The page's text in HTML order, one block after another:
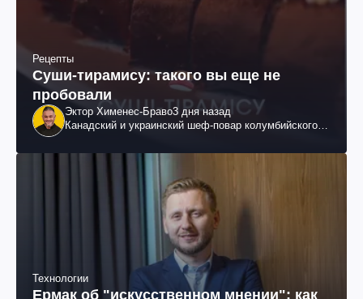
Рецепты
Суши-тирамису: такого вы еще не
пробовали
Эктор Хименес-Браво3 дня назад
Канадский и украинский шеф-повар колумбийского
Технологии
Ермак об "искусственном мнении": как